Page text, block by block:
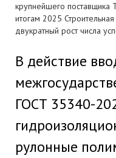
крупнейшего
итогам 2025
двукратный рост числа
В действие
ГОСТ 35340-
рулонные